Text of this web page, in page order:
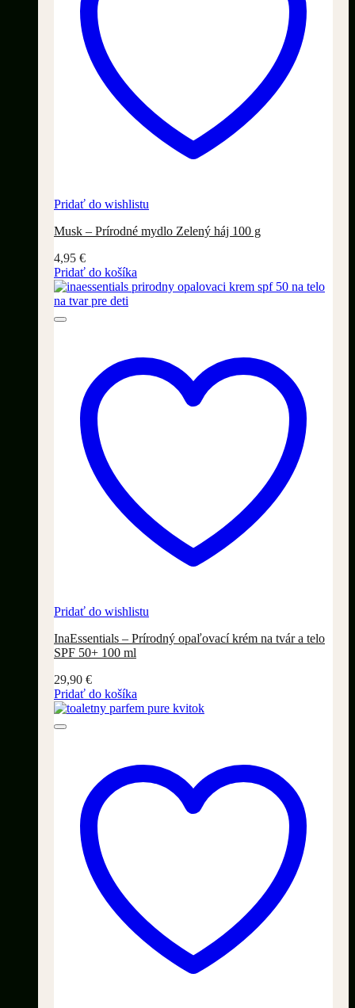
Pridať do wishlistu
Musk – Prírodné mydlo Zelený háj 100 g
4,95 €
Pridať do košíka
Pridať do wishlistu
InaEssentials – Prírodný opaľovací krém na tvár a telo
SPF 50+ 100 ml
29,90 €
Pridať do košíka